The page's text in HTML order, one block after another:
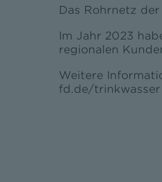
Das Rohrnetz
Im Jahr 2023
regionalen
Weitere
fd.de/trinkwasser